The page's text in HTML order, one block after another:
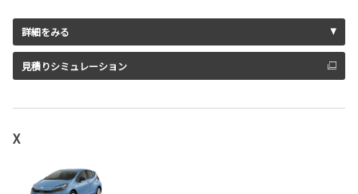
詳細をみる
見積りシミュレーション
X